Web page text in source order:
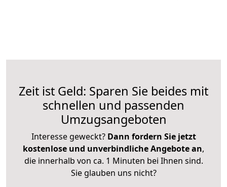
Zeit ist Geld: Sparen Sie beides mit
schnellen und passenden
Umzugsangeboten
Interesse geweckt? Dann fordern Sie jetzt
kostenlose und unverbindliche Angebote an,
die innerhalb von ca. 1 Minuten bei Ihnen sind.
Sie glauben uns nicht?